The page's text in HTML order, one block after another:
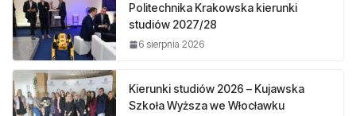
Politechnika Krakowska kierunki
studiów 2027/28
6 sierpnia 2026
Kierunki studiów 2026 – Kujawska
Szkoła Wyższa we Włocławku